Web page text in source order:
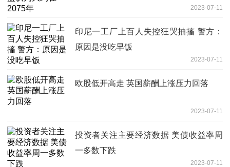
2023-07-11
印尼一工厂上百人失控狂哭抽搐 警方：
原因是没吃早饭
2023-07-11
欧股低开高走 英国薪酬上涨压力回落
2023-07-11
投资者关注主要经济数据 美债收益率周
一多数下跌
2023-07-11